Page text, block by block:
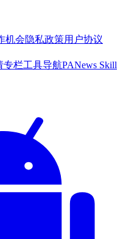
机会隐私政策用户协议
专栏工具导航PANews Skill